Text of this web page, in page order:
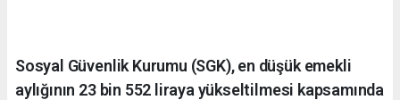
Sosyal Güvenlik Kurumu (SGK), en düşük emekli
aylığının 23 bin 552 liraya yükseltilmesi kapsamında